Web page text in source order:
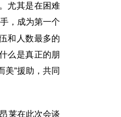
尤其是在困难
，成为第一个
和人数最多的
么是真正的朋
”援助，共同
莱在此次会谈